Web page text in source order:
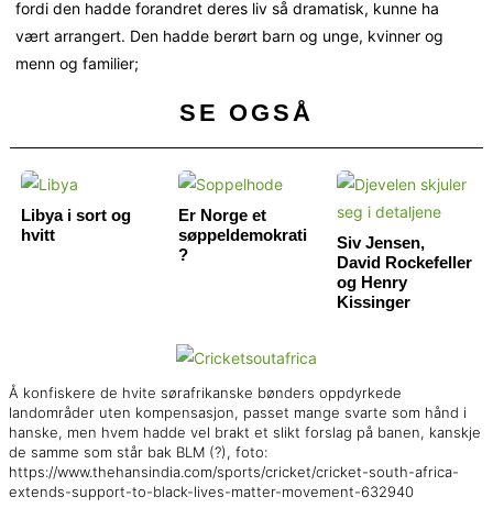
fordi den hadde forandret deres liv så dramatisk, kunne ha
vært arrangert. Den hadde berørt barn og unge, kvinner og
menn og familier;
SE OGSÅ
Libya i sort og
hvitt
Er Norge et
søppeldemokrati
?
Siv Jensen,
David Rockefeller
og Henry
Kissinger
Å konfiskere de hvite sørafrikanske bønders oppdyrkede
landområder uten kompensasjon, passet mange svarte som hånd i
hanske, men hvem hadde vel brakt et slikt forslag på banen, kanskje
de samme som står bak BLM (?), foto:
https://www.thehansindia.com/sports/cricket/cricket-south-africa-
extends-support-to-black-lives-matter-movement-632940